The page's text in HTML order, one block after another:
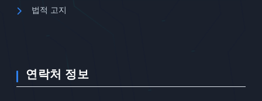
법적 고지
연락처 정보